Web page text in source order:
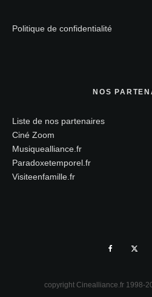
Politique de confidentialité
NOS
Liste de nos partenaires
Ciné Zoom
Musiquealliance.fr
Paradoxetemporel.fr
Visiteenfamille.fr
copyright Cinealliance.fr 1998-